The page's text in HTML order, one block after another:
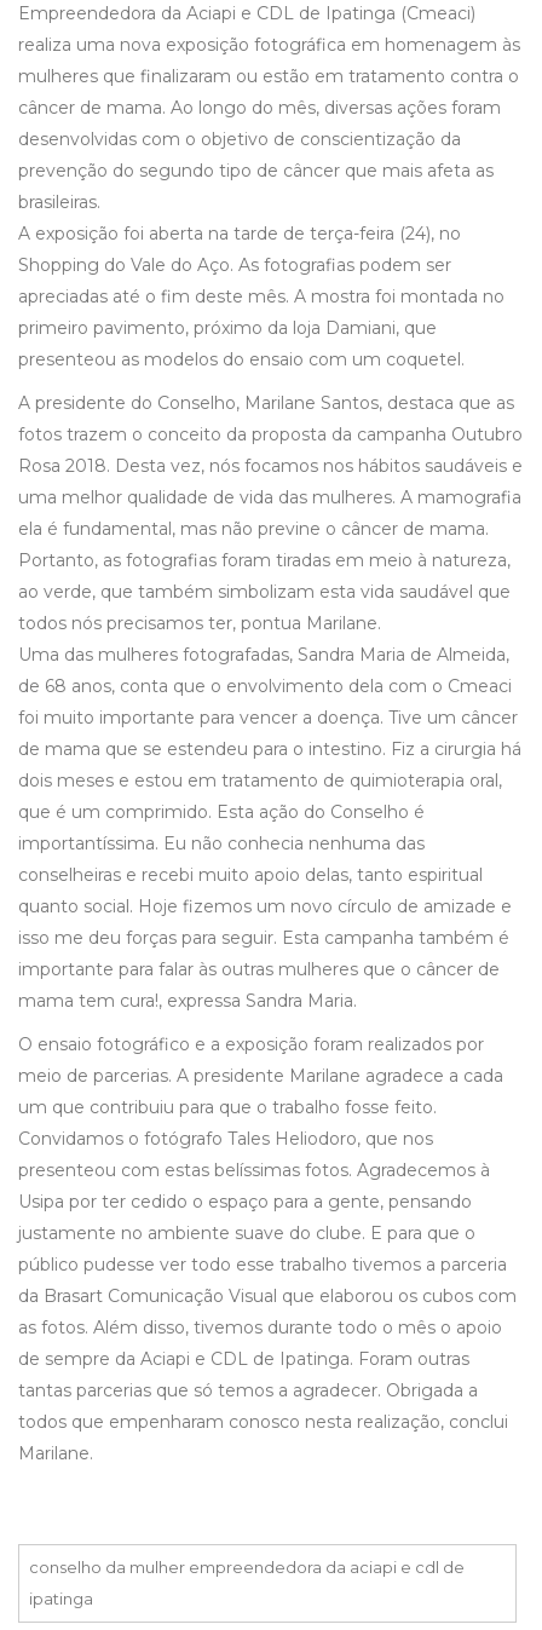
Empreendedora da Aciapi e CDL de Ipatinga (Cmeaci)
realiza uma nova exposição fotográfica em homenagem às
mulheres que finalizaram ou estão em tratamento contra o
câncer de mama. Ao longo do mês, diversas ações foram
desenvolvidas com o objetivo de conscientização da
prevenção do segundo tipo de câncer que mais afeta as
brasileiras.
A exposição foi aberta na tarde de terça-feira (24), no
Shopping do Vale do Aço. As fotografias podem ser
apreciadas até o fim deste mês. A mostra foi montada no
primeiro pavimento, próximo da loja Damiani, que
presenteou as modelos do ensaio com um coquetel.
A presidente do Conselho, Marilane Santos, destaca que as
fotos trazem o conceito da proposta da campanha Outubro
Rosa 2018. Desta vez, nós focamos nos hábitos saudáveis e
uma melhor qualidade de vida das mulheres. A mamografia
ela é fundamental, mas não previne o câncer de mama.
Portanto, as fotografias foram tiradas em meio à natureza,
ao verde, que também simbolizam esta vida saudável que
todos nós precisamos ter, pontua Marilane.
Uma das mulheres fotografadas, Sandra Maria de Almeida,
de 68 anos, conta que o envolvimento dela com o Cmeaci
foi muito importante para vencer a doença. Tive um câncer
de mama que se estendeu para o intestino. Fiz a cirurgia há
dois meses e estou em tratamento de quimioterapia oral,
que é um comprimido. Esta ação do Conselho é
importantíssima. Eu não conhecia nenhuma das
conselheiras e recebi muito apoio delas, tanto espiritual
quanto social. Hoje fizemos um novo círculo de amizade e
isso me deu forças para seguir. Esta campanha também é
importante para falar às outras mulheres que o câncer de
mama tem cura!, expressa Sandra Maria.
O ensaio fotográfico e a exposição foram realizados por
meio de parcerias. A presidente Marilane agradece a cada
um que contribuiu para que o trabalho fosse feito.
Convidamos o fotógrafo Tales Heliodoro, que nos
presenteou com estas belíssimas fotos. Agradecemos à
Usipa por ter cedido o espaço para a gente, pensando
justamente no ambiente suave do clube. E para que o
público pudesse ver todo esse trabalho tivemos a parceria
da Brasart Comunicação Visual que elaborou os cubos com
as fotos. Além disso, tivemos durante todo o mês o apoio
de sempre da Aciapi e CDL de Ipatinga. Foram outras
tantas parcerias que só temos a agradecer. Obrigada a
todos que empenharam conosco nesta realização, conclui
Marilane.
conselho da mulher empreendedora da aciapi e cdl de
ipatinga